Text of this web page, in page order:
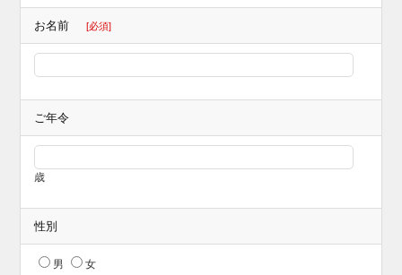
お名前 [必須]
ご年令
歳
性別
男 女